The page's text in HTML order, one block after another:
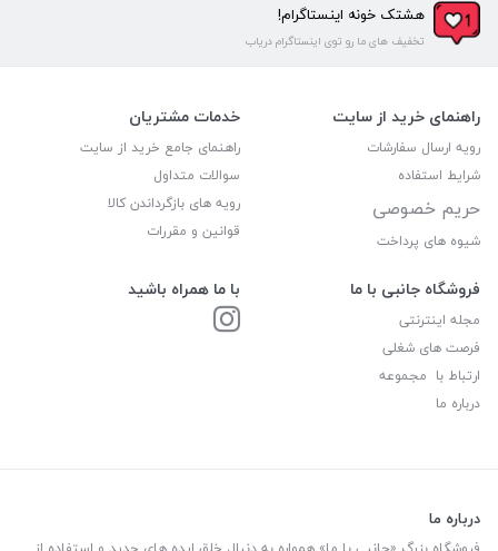
هشتک خونه اینستاگرام!
تخفیف های ما رو توی اینستاگرام دریاب
راهنمای خرید از سایت
رویه ارسال سفارشات
شرایط استفاده
حریم خصوصی
شیوه های پرداخت
خدمات مشتریان
راهنمای جامع خرید از سایت
سوالات متداول
رویه های بازگرداندن کالا
قوانین و مقررات
فروشگاه جانبی با ما
مجله اینترنتی
فرصت های شغلی
ارتباط با مجموعه
درباره ما
با ما همراه باشید
درباره ما